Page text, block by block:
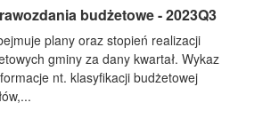
budżetowe - 2023Q3
plany oraz stopień realizacji
gminy za dany kwartał. Wykaz
nt. klasyfikacji budżetowej